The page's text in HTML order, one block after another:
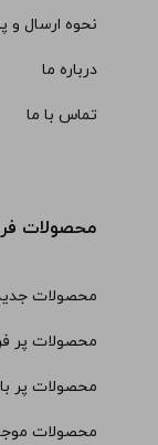
نحوه ارسال و
درباره ما
تماس با ما
محصولات
محصولات
محصولات پر
محصولات پر
محصولات